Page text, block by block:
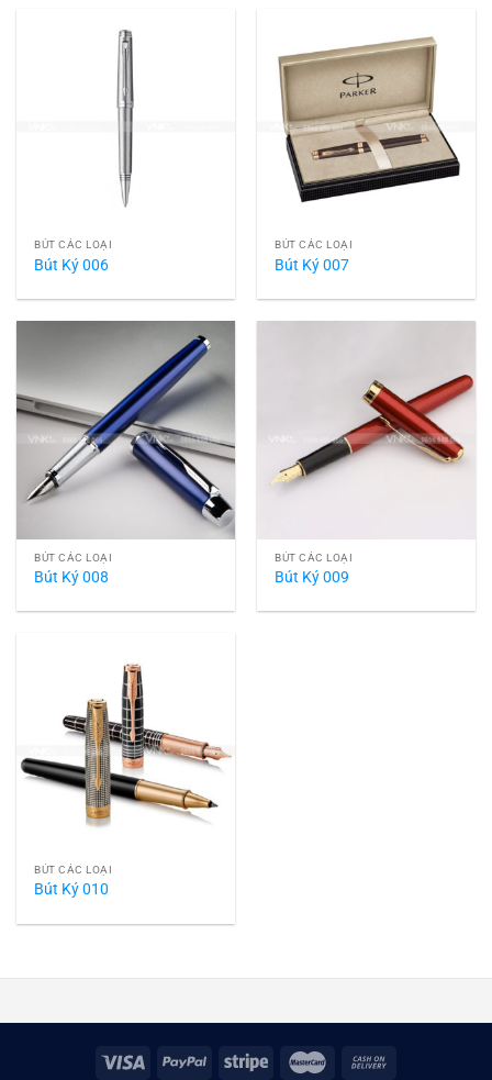
BÚT CÁC LOẠI
Bút Ký 006
BÚT CÁC LOẠI
Bút Ký 007
BÚT CÁC LOẠI
Bút Ký 008
BÚT CÁC LOẠI
Bút Ký 009
BÚT CÁC LOẠI
Bút Ký 010